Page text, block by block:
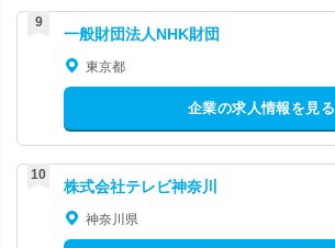
一般財団法人NHK財団
東京都
企業の求人情報を見る
株式会社テレビ神奈川
神奈川県